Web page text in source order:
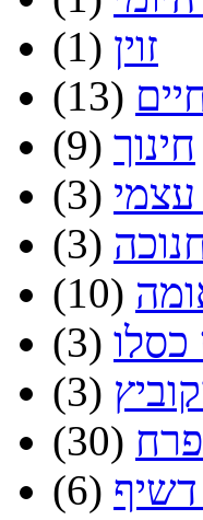
זוין (1)
(13)
חינוך (9)
עצמי (3)
(3)
(10)
כסלו (3)
(3)
(30)
(6)